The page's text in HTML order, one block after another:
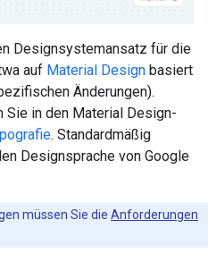
Designsystemansatz für die
auf Material Design basiert
Änderungen).
Sie in den Material Design-
. Standardmäßig
Designsprache von Google
müssen Sie die Anforderungen